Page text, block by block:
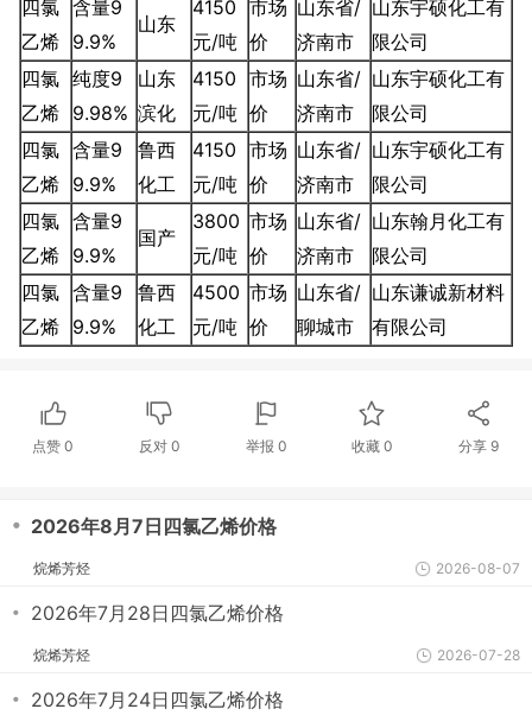
四氯
乙烯
含量9
9.9%
山东
4150
元/吨
市场
价
山东省/
济南市
山东宇硕化工有
限公司
四氯
乙烯
纯度9
9.98%
山东
滨化
4150
元/吨
市场
价
山东省/
济南市
山东宇硕化工有
限公司
四氯
乙烯
含量9
9.9%
鲁西
化工
4150
元/吨
市场
价
山东省/
济南市
山东宇硕化工有
限公司
四氯
乙烯
含量9
9.9%
国产
3800
元/吨
市场
价
山东省/
济南市
山东翰月化工有
限公司
四氯
乙烯
含量9
9.9%
鲁西
化工
4500
元/吨
市场
价
山东省/
聊城市
山东谦诚新材料
有限公司
点赞0 反对 0 举报 0 收藏 0 分享9
・ 2026年8月7日四氯乙烯价格
烷烯芳烃 2026-08-07
・ 2026年7月28日四氯乙烯价格
烷烯芳烃 2026-07-28
・ 2026年7月24日四氯乙烯价格